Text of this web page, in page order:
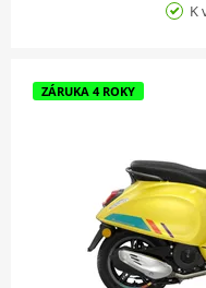
K
ZÁRUKA 4 ROKY